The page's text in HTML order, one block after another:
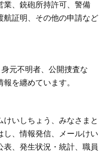
業、銃砲所持許可、警備
航証明、その他の申請など
元不明者、公開捜査な
を纏めています。
いしちょう、みなさまと
し、情報発信、メールけい
表、発生状況・統計、職員